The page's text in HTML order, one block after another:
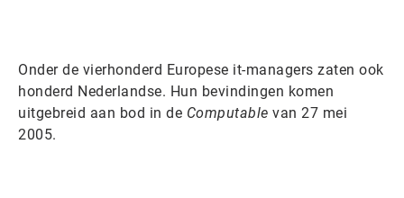
Onder de vierhonderd Europese it-managers zaten ook
honderd Nederlandse. Hun bevindingen komen
uitgebreid aan bod in de Computable van 27 mei
2005.